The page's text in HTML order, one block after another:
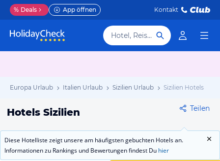
% Deals App öffnen Kontakt
Hotel, Reiseziel
Europa Urlaub Italien Urlaub Sizilien Urlaub Sizilien Hotels
Hotels Sizilien Teilen
Diese Hotelliste zeigt unsere am häufigsten gebuchten Hotels an.
Informationen zu Rankings und Bewertungen findest Du hier